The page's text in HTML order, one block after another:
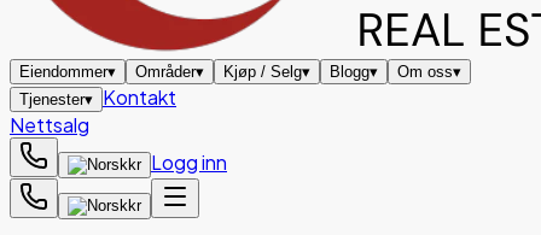
Eiendommer▾ Områder▾ Kjøp / Selg▾ Blogg▾ Om oss▾
Tjenester▾ Kontakt
Nettsalg
kr Logg inn
kr